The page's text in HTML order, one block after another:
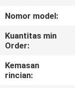
PABRIK
KONTROL
KUALITAS
Nomor model:
Kuantitas min
Order:
Kemasan
rincian: